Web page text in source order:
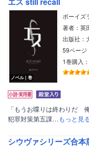
ノベル｜巻
ボーイズ
著者：英
出版社：
59ページ
1巻購入
「もうお喋りは終わりだ
犯罪対策第五課…もっと見
シウヴァシリーズ合本